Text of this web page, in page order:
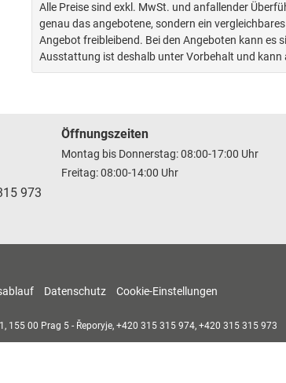
Alle Preise sind exkl. MwSt. und anfallender
genau das angebotene, sondern ein
Angebot freibleibend. Bei den Angeboten kann es
Ausstattung ist deshalb unter Vorbehalt und kann
973
Öffnungszeiten
Montag bis Donnerstag: 08:00-17:00 Uhr
Freitag: 08:00-14:00 Uhr
Datenschutz Cookie-Einstellungen
, 155 00 Prag 5 - Řeporyje, +420 315 315 974, +420 315 315 973